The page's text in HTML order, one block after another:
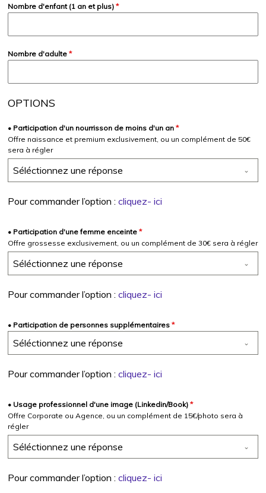
Nombre d'enfant (1 an et plus)*
Nombre d'adulte*
OPTIONS
• Participation d'un nourrisson de moins d'un an*
Offre naissance et premium exclusivement, ou un complément de 50€
sera à régler
Séléctionnez une réponse
Pour commander l’option :cliquez- ici
• Participation d'une femme enceinte*
Offre grossesse exclusivement, ou un complément de 30€ sera à régler
Séléctionnez une réponse
Pour commander l’option :cliquez- ici
• Participation de personnes supplémentaires*
Séléctionnez une réponse
Pour commander l’option :cliquez- ici
• Usage professionnel d'une image (Linkedin/Book)*
Offre Corporate ou Agence, ou un complément de 15€/photo sera à
régler
Séléctionnez une réponse
Pour commander l’option :cliquez- ici